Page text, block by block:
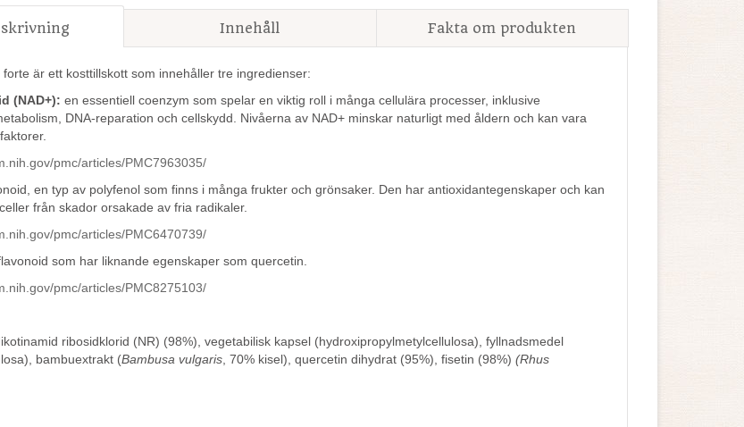
Innehåll Fakta om produkten
forte är ett kosttillskott som innehåller tre ingredienser:
(NAD+): en essentiell coenzym som spelar en viktig roll i många cellulära processer, inklusive
DNA-reparation och cellskydd. Nivåerna av NAD+ minskar naturligt med åldern och kan vara
pmc/articles/PMC7963035/
en typ av polyfenol som finns i många frukter och grönsaker. Den har antioxidantegenskaper och kan
från skador orsakade av fria radikaler.
pmc/articles/PMC6470739/
som har liknande egenskaper som quercetin.
pmc/articles/PMC8275103/
ribosidklorid (NR) (98%), vegetabilisk kapsel (hydroxipropylmetylcellulosa), fyllnadsmedel
bambuextrakt (Bambusa vulgaris , 70% kisel), quercetin dihydrat (95%), fisetin (98%) (Rhus